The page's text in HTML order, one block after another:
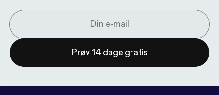
Prøv 14 dage gratis